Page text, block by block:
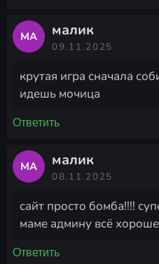
МА малик
09.11.2025
крутая игра сначала
идешь мочица
Ответить
МА малик
08.11.2025
сайт просто бомба!!!!
маме админу всё
Ответить